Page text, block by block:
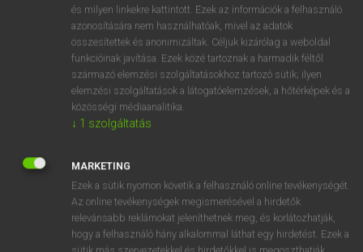
VAN ELŐFIZETÉSED?
Van előfizetésem a teljes szócikk megtekintéséhez.
BELÉPÉS
NINCS ELŐFIZETÉSED?
Nincs regisztrációm és előfizetésem. A szótár 2 órás,
díjmentes próbaverziójának elindításához regisztrálok és
és milyen linkekre kattintott. Ezek az információk a felhasználó
azonosítására nem használhatóak, mivel az adatok
összesítettek és anonimizáltak. Céljuk kizárólag a weboldal
funkcióinak javítása. Ezek közé tartoznak a harmadik féltől
származó elemzési szolgáltatásokhoz tartozó sütik; ilyen
elemzési szolgáltatások a látogatóelemzések, a hőtérképek és a
közösségi médiaanalitika.
↓ 1 szolgáltatás
MARKETING
Ezek a sütik nyomon követik a felhasználó online tevékenységét.
Az online tevékenységek megismerésével a hirdetők
relevánsabb reklámokat jeleníthetnek meg, és korlátozhatják,
hogy a felhasználó hány alkalommal láthat egy hirdetést. Ezek a